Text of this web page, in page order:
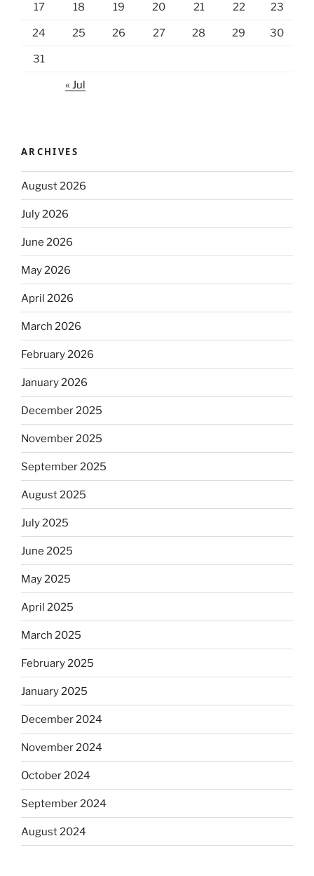
17 18 19 20 21 22 23
24 25 26 27 28 29 30
31
« Jul
ARCHIVES
August 2026
July 2026
June 2026
May 2026
April 2026
March 2026
February 2026
January 2026
December 2025
November 2025
September 2025
August 2025
July 2025
June 2025
May 2025
April 2025
March 2025
February 2025
January 2025
December 2024
November 2024
October 2024
September 2024
August 2024